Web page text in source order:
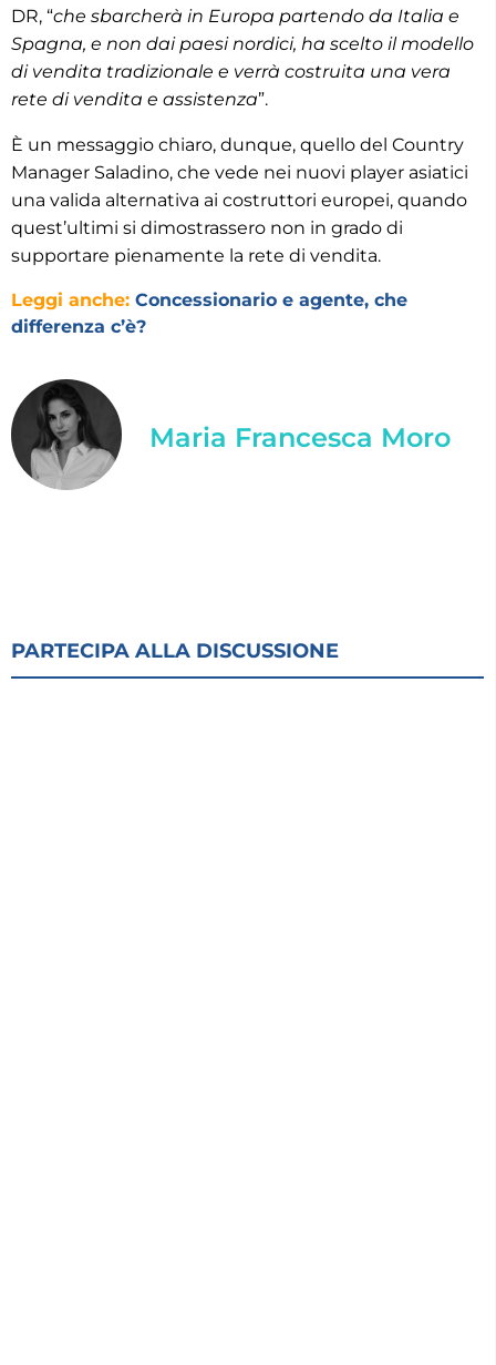
DR, “che sbarcherà in Europa partendo da Italia e
Spagna, e non dai paesi nordici, ha scelto il modello
di vendita tradizionale e verrà costruita una vera
rete di vendita e assistenza”.
È un messaggio chiaro, dunque, quello del Country
Manager Saladino, che vede nei nuovi player asiatici
una valida alternativa ai costruttori europei, quando
quest’ultimi si dimostrassero non in grado di
supportare pienamente la rete di vendita.
Leggi anche: Concessionario e agente, che
differenza c’è?
Maria Francesca Moro
PARTECIPA ALLA DISCUSSIONE